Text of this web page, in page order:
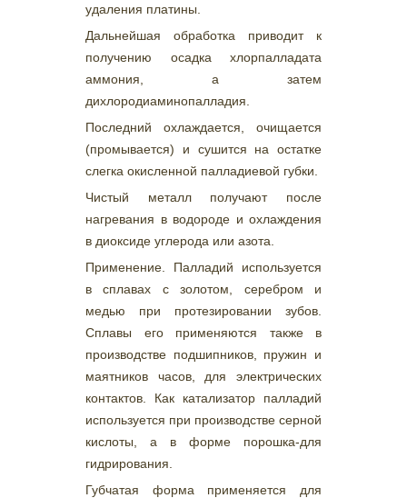
удаления платины.
Дальнейшая обработка приводит к
получению осадка хлорпалладата
аммония, а затем
дихлородиаминопалладия.
Последний охлаждается, очищается
(промывается) и сушится на остатке
слегка окисленной палладиевой губки.
Чистый металл получают после
нагревания в водороде и охлаждения
в диоксиде углерода или азота.
Применение. Палладий используется
в сплавах с золотом, серебром и
медью при протезировании зубов.
Сплавы его применяются также в
производстве подшипников, пружин и
маятников часов, для электрических
контактов. Как катализатор палладий
используется при производстве серной
кислоты, а в форме порошка-для
гидрирования.
Губчатая форма применяется для